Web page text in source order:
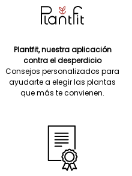
Plantfit, nuestra aplicación
contra el desperdicio
Consejos personalizados para
ayudarte a elegir las plantas
que más te convienen.